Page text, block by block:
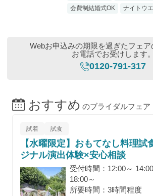
会費制結婚式OK
ナイトウ
Webお申込みの期限を過ぎたフェア
お電話でお受けします。
0120-791-317
おすすめ のブライダルフェア
試着 試食
【水曜限定】おもてなし料理試
ジナル演出体験×安心相談
受付時間：12:00～
18:00～
所要時間：3時間程度